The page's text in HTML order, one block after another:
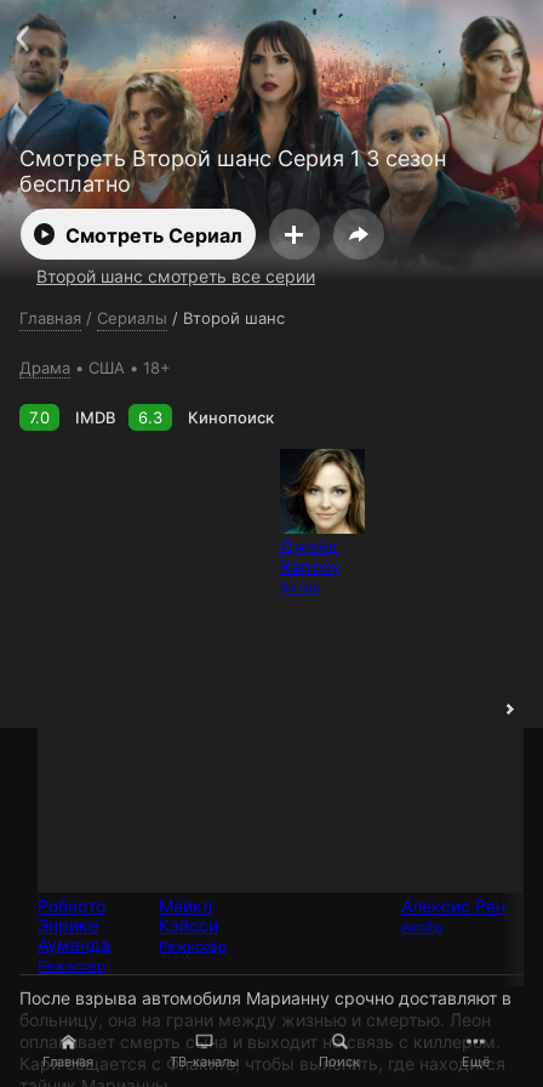
Главная ТВ-каналы Поиск Ещё
Смотреть Второй шанс Серия 1 3 сезон
бесплатно
Смотреть Сериал
Второй шанс смотреть все серии
Главная / Сериалы / Второй шанс
Драма США 18+
7.0 IMDB 6.3 Кинопоиск
Роберто
Энрике
Ауманда
Режиссёр
Майкл
Кэйсси
Режиссёр
Джейд
Харлоу
Актёр
Алексис Рен
Актёр
После взрыва автомобиля Марианну срочно доставляют в
больницу, она на грани между жизнью и смертью. Леон
оплакивает смерть сына и выходит на связь с киллером.
Кари общается с Флакито, чтобы выяснить, где находится
Поддержка: support@24h.tv
О сервисе
Пользовательское соглашение
Политика конфиденциальности
Для партнёров
Открыть приложение
Ввести промокод
Установить на ТВ
Бесплатные каналы Контакты